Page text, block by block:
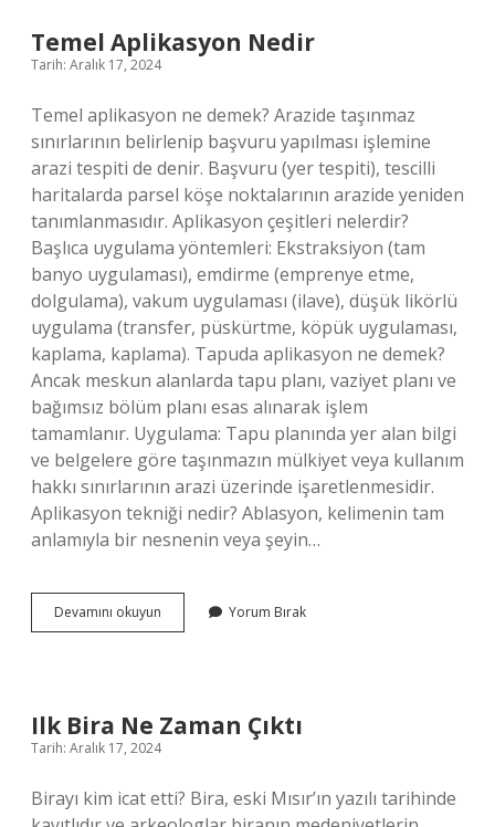
Temel Aplikasyon Nedir
Tarih: Aralık 17, 2024
Temel aplikasyon ne demek? Arazide taşınmaz
sınırlarının belirlenip başvuru yapılması işlemine
arazi tespiti de denir. Başvuru (yer tespiti), tescilli
haritalarda parsel köşe noktalarının arazide yeniden
tanımlanmasıdır. Aplikasyon çeşitleri nelerdir?
Başlıca uygulama yöntemleri: Ekstraksiyon (tam
banyo uygulaması), emdirme (emprenye etme,
dolgulama), vakum uygulaması (ilave), düşük likörlü
uygulama (transfer, püskürtme, köpük uygulaması,
kaplama, kaplama). Tapuda aplikasyon ne demek?
Ancak meskun alanlarda tapu planı, vaziyet planı ve
bağımsız bölüm planı esas alınarak işlem
tamamlanır. Uygulama: Tapu planında yer alan bilgi
ve belgelere göre taşınmazın mülkiyet veya kullanım
hakkı sınırlarının arazi üzerinde işaretlenmesidir.
Aplikasyon tekniği nedir? Ablasyon, kelimenin tam
anlamıyla bir nesnenin veya şeyin…
Devamını okuyun
Aplikasyon
Yorum Bırak
Ilk Bira Ne Zaman Çıktı
Tarih: Aralık 17, 2024
Birayı kim icat etti? Bira, eski Mısır’ın yazılı tarihinde